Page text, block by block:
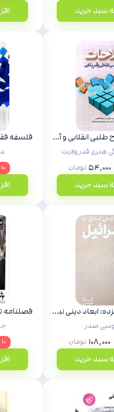
سبد خرید
اصلاحات و اصلاح طلبی انقلابی و آمریکایی
هنری قدر ولایت
۵۴,۰۰۰ تومان
سبد خرید
۱۰ %
پرتوها (جلد شانزده: ابعاد دینی نبرد با اسرائیل)
صدر
۱۰۸,۰۰۰ تومان
سبد خرید
۱۰ %